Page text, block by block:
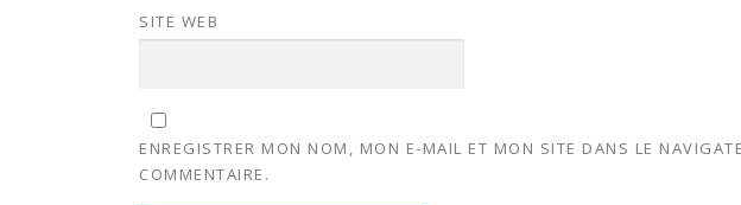
SITE WEB
ENREGISTRER MON NOM, MON E-MAIL ET MON SITE DANS LE
COMMENTAIRE.